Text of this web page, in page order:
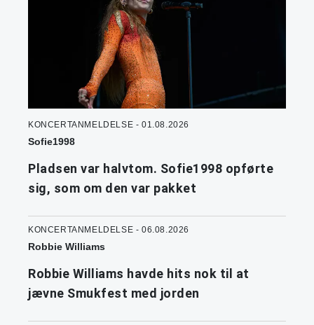
KONCERTANMELDELSE - 01.08.2026
Sofie1998
Pladsen var halvtom. Sofie1998 opførte
sig, som om den var pakket
KONCERTANMELDELSE - 06.08.2026
Robbie Williams
Robbie Williams havde hits nok til at
jævne Smukfest med jorden